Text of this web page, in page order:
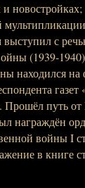
новостройках;
с
(1939-
находился на
Прошёл путь
награждён
войны I
в книге